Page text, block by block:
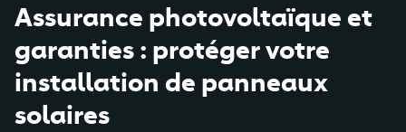
Assurance photovoltaïque et
garanties : protéger votre
installation de panneaux
solaires